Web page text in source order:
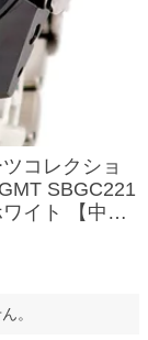
コレクショ
SBGC221
イト 【中
。